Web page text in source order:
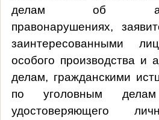
делам об
правонарушениях,
заинтересованными
особого производства и
делам, гражданскими
по уголовным
удостоверяющего